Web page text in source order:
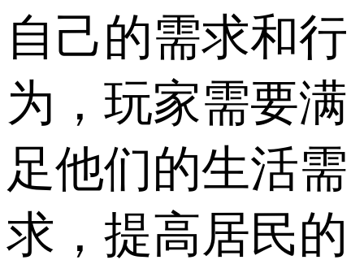
自己的需求和行
为，玩家需要满
足他们的生活需
求，提高居民的